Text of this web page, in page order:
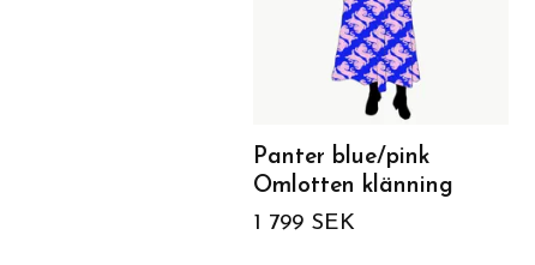
Panter blue/pink
Omlotten klänning
1 799 SEK